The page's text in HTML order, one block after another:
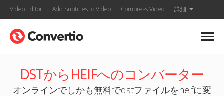
Video Editor Add Subtitles to Video Compress Video 詳細
DSTからHEIFへのコンバーター
オンラインでしかも無料でdstファイルをheifに変